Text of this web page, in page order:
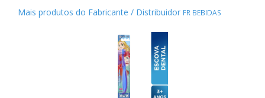
Mais produtos do Fabricante / Distribuidor FR BEBIDAS